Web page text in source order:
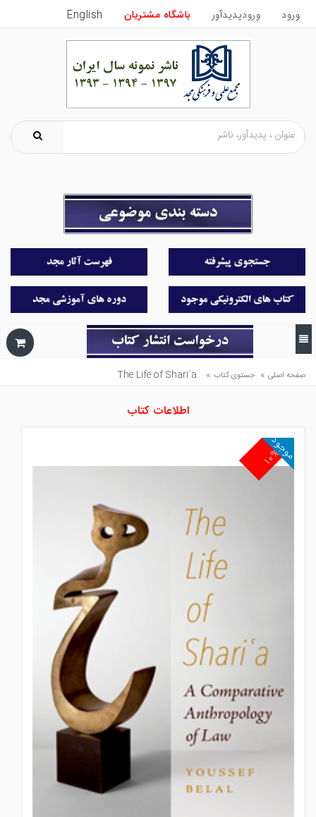
ورود ورودپدیدآور باشگاه مشتریان English
صفحه اصلی » جستوی کتاب »
The Life of Shariʿa
اطلاعات کتاب
۱۰%
موجود